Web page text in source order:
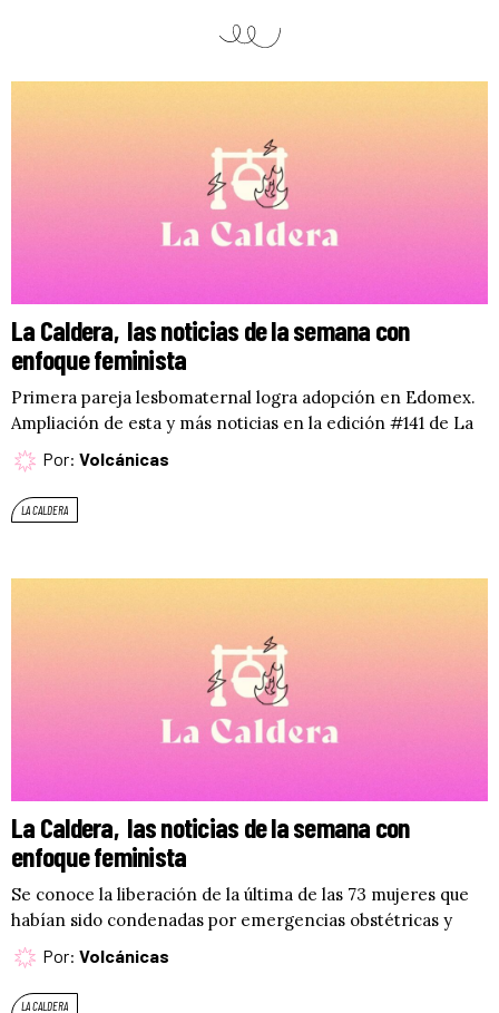
La Caldera, las noticias de la semana con
enfoque feminista
Primera pareja lesbomaternal logra adopción en Edomex.
Ampliación de esta y más noticias en la edición #141 de La
Por: Volcánicas
LA CALDERA
La Caldera, las noticias de la semana con
enfoque feminista
Se conoce la liberación de la última de las 73 mujeres que
habían sido condenadas por emergencias obstétricas y
Por: Volcánicas
LA CALDERA